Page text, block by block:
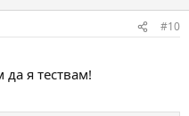
#10
я тествам!